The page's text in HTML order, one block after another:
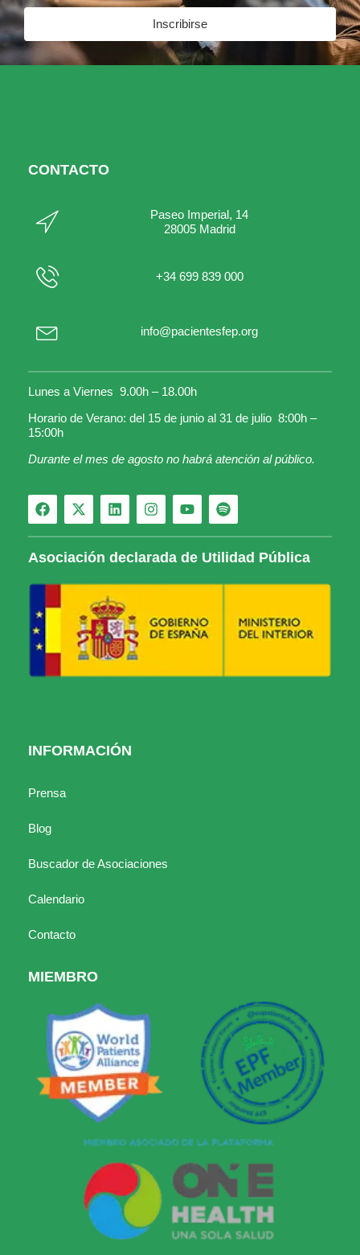
Inscribirse
CONTACTO
Paseo Imperial, 14
28005 Madrid
+34 699 839 000
info@pacientesfep.org
Lunes a Viernes 9.00h – 18.00h
Horario de Verano: del 15 de junio al 31 de julio 8:00h –
15:00h
Durante el mes de agosto no habrá atención al público.
Asociación declarada de Utilidad Pública
INFORMACIÓN
Prensa
Blog
Buscador de Asociaciones
Calendario
Contacto
MIEMBRO